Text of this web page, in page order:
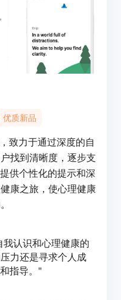
优质新品
致力于通过深度的自
找到清晰度，逐步支
供个性化的提示和深
康之旅，使心理健康
认识和心理健康的
力还是寻求个人成
指导。"